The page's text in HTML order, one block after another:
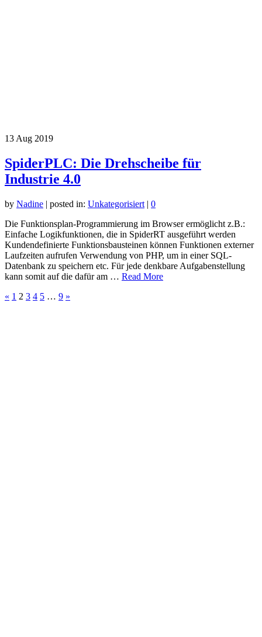
13 Aug 2019
SpiderPLC: Die Drehscheibe für
Industrie 4.0
by Nadine | posted in: Unkategorisiert | 0
Die Funktionsplan-Programmierung im Browser ermöglicht z.B.:
Einfache Logikfunktionen, die in SpiderRT ausgeführt werden
Kundendefinierte Funktionsbausteinen können Funktionen externer
Laufzeiten aufrufen Verwendung von PHP, um in einer SQL-
Datenbank zu speichern etc. Für jede denkbare Aufgabenstellung
kann somit auf die dafür am … Read More
« 1 2 3 4 5 … 9 »